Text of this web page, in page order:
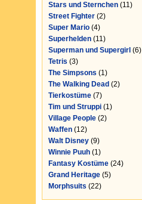
Stars und Sternchen (11)
Street Fighter (2)
Super Mario (4)
Superhelden (11)
Superman und Supergirl (6)
Tetris (3)
The Simpsons (1)
The Walking Dead (2)
Tierkostüme (7)
Tim und Struppi (1)
Village People (2)
Waffen (12)
Walt Disney (9)
Winnie Puuh (1)
Fantasy Kostüme (24)
Grand Heritage (5)
Morphsuits (22)